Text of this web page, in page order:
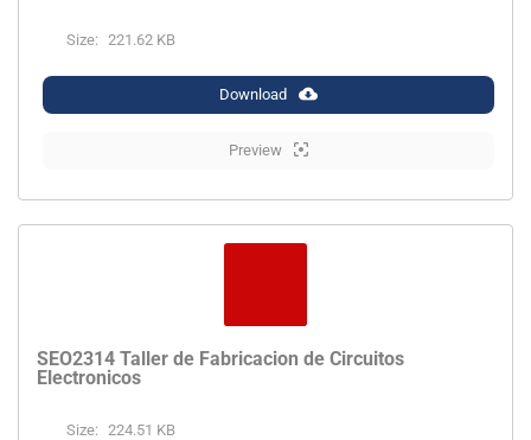
Size: 221.62 KB
Download
Preview
SEO2314 Taller de Fabricacion de Circuitos
Electronicos
Size: 224.51 KB